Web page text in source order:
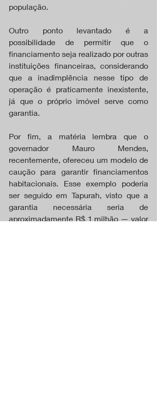
população.
Outro ponto levantado é a
possibilidade de permitir que o
financiamento seja realizado por outras
instituições financeiras, considerando
que a inadimplência nesse tipo de
operação é praticamente inexistente,
já que o próprio imóvel serve como
garantia.
Por fim, a matéria lembra que o
governador Mauro Mendes,
recentemente, ofereceu um modelo de
caução para garantir financiamentos
habitacionais. Esse exemplo poderia
ser seguido em Tapurah, visto que a
garantia necessária seria de
aproximadamente R$ 1 milhão — valor